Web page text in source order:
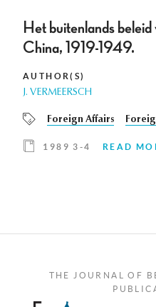
Het buitenlands
China, 1919-1949.
AUTHOR(S)
J. VERMEERSCH
Foreign Affairs
1989 3-4 READ
THE JOURNAL OF